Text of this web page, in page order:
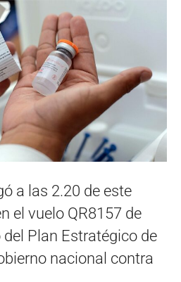
a las 2.20 de este
el vuelo QR8157 de
del Plan Estratégico de
nacional contra